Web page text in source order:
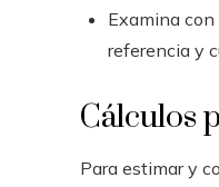
Examina
referencia y
Cálculos
Para estimar y